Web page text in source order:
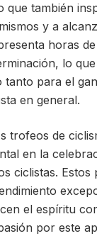
que también
y a
horas
lo
tanto para el
en general.
trofeos de
en la
ciclistas.
el espíritu
por este